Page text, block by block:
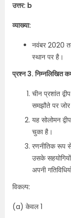
उत्तर: b
व्याख्या:
नवंबर 2020
स्थान पर है।
प्रश्न 3. निम्नलिखित
चीन प्रशांत
समझौते पर
यह सोलोमन
चुका है।
रणनीतिक रूप
उसके
अपनी
विकल्प:
(a) केवल 1